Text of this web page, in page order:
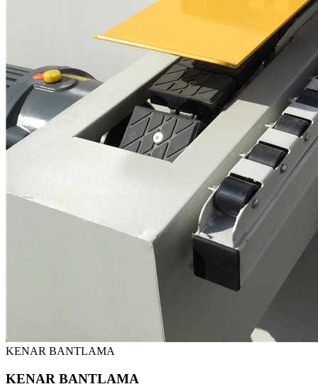
KENAR BANTLAMA
KENAR BANTLAMA